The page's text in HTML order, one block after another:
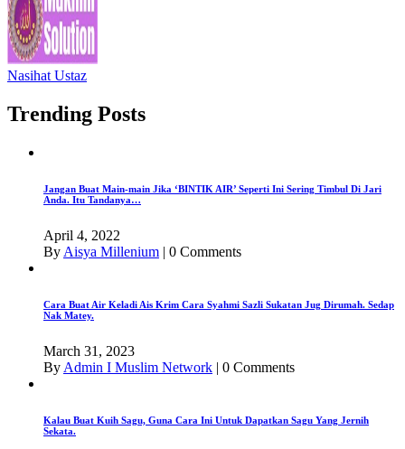
Nasihat Ustaz
Trending Posts
Jangan Buat Main-main Jika ‘BINTIK AIR’ Seperti Ini Sering Timbul Di Jari
Anda. Itu Tandanya…
April 4, 2022
By Aisya Millenium | 0 Comments
Cara Buat Air Keladi Ais Krim Cara Syahmi Sazli Sukatan Jug Dirumah. Sedap
Nak Matey.
March 31, 2023
By Admin I Muslim Network | 0 Comments
Kalau Buat Kuih Sagu, Guna Cara Ini Untuk Dapatkan Sagu Yang Jernih
Sekata.